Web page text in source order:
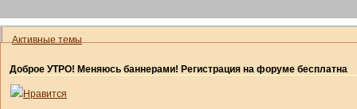
Активные темы
Доброе УТРО! Меняюсь баннерами! Регистрация на форуме бесплатна
Нравится